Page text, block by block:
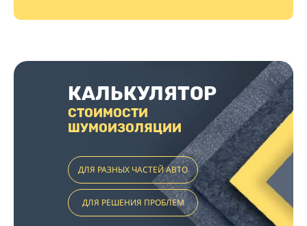
КАЛЬКУЛЯТОР
СТОИМОСТИ
ШУМОИЗОЛЯЦИИ
ДЛЯ РАЗНЫХ ЧАСТЕЙ АВТО
ДЛЯ РЕШЕНИЯ ПРОБЛЕМ